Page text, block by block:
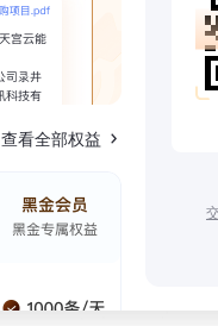
查看全部权益